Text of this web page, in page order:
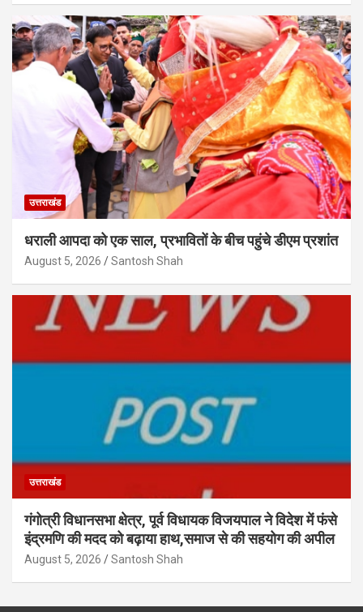
उत्तराखंड
धराली आपदा को एक साल, प्रभावितों के बीच पहुंचे डीएम प्रशांत
August 5, 2026 Santosh Shah
उत्तराखंड
गंगोत्री विधानसभा क्षेत्र, पूर्व विधायक विजयपाल ने विदेश में फंसे
इंद्रमणि की मदद को बढ़ाया हाथ,समाज से की सहयोग की अपील
August 5, 2026 Santosh Shah